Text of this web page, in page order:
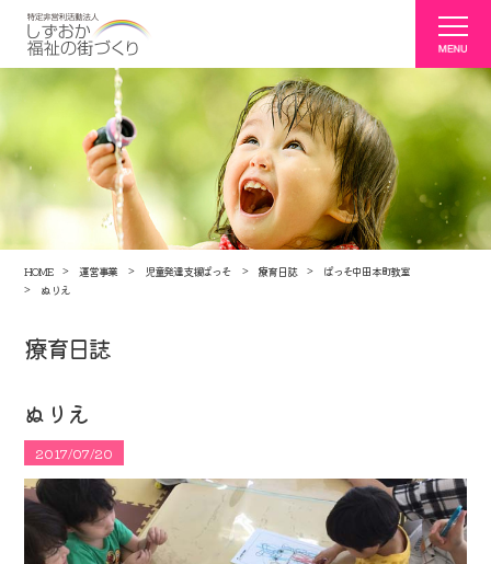
HOME 運営事業 児童発達支援ぱっそ 療育日誌
ぱっそ中田本町教室
ぬりえ
療育日誌
ぬりえ
2017/07/20